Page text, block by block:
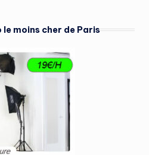
moins cher de Paris